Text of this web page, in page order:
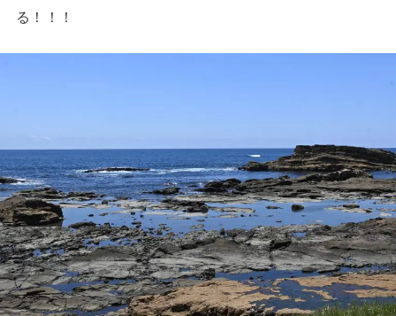
る！！！